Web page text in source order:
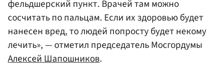
фельдшерский пункт. Врачей там можно
сосчитать по пальцам. Если их здоровью будет
нанесен вред, то людей попросту будет некому
лечить», — отметил председатель Мосгордумы
Алексей Шапошников.